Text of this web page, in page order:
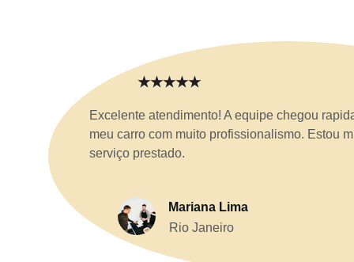
Excelente atendimento! A equipe chegou
meu carro com muito profissionalismo. Estou
serviço prestado.
Mariana Lima
Rio Janeiro
★★★★★